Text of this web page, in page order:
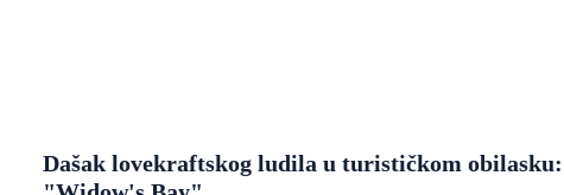
Dašak lovekraftskog ludila u turističkom obilasku: